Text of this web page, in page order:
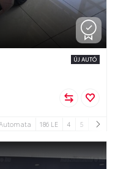
ÚJ AUTÓ
Automata 186 LE 4 5